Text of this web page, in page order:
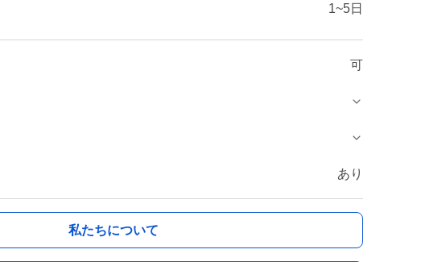
1~5日
可
あり
私たちについて